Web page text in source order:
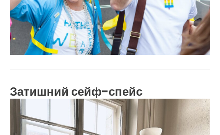
Затишний сейф-спейс